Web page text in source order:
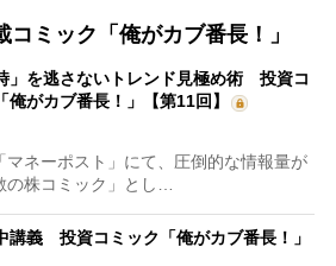
ミック「俺がカブ番長！」
」を逃さないトレンド見極め術 投資コ
俺がカブ番長！」【第11回】
ネーポスト」にて、圧倒的な情報量が
の株コミック」とし…
講義 投資コミック「俺がカブ番長！」